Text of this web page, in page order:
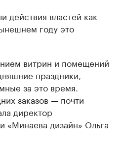
действия властей как
году это
витрин и помещений
праздники,
за это время.
заказов — почти
директор
«Минаева дизайн» Ольга